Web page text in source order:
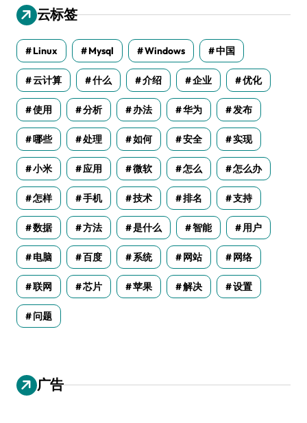
云标签
Linux Mysql Windows 中国
云计算 什么 介绍 企业 优化
使用 分析 办法 华为 发布
哪些 处理 如何 安全 实现
小米 应用 微软 怎么 怎么办
怎样 手机 技术 排名 支持
数据 方法 是什么 智能 用户
电脑 百度 系统 网站 网络
联网 芯片 苹果 解决 设置
问题
广告